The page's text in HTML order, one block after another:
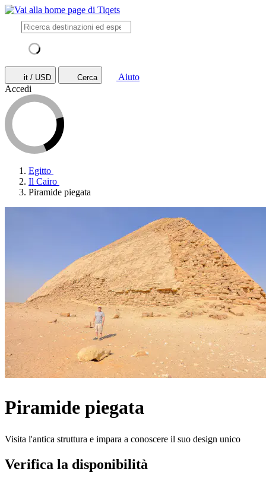
it / USD Cerca
Aiuto
Accedi
Egitto
Il Cairo
Piramide piegata
Piramide piegata
Visita l'antica struttura e impara a conoscere il suo design unico
Verifica la disponibilità